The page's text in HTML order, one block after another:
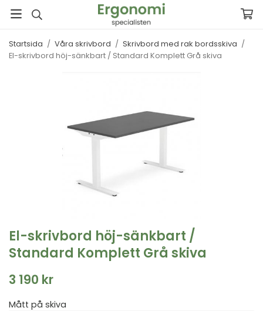
Startsida / Våra skrivbord / Skrivbord med rak bordsskiva /
El-skrivbord höj-sänkbart / Standard Komplett Grå skiva
El-skrivbord höj-sänkbart /
Standard Komplett Grå skiva
3 190 kr
Mått på skiva